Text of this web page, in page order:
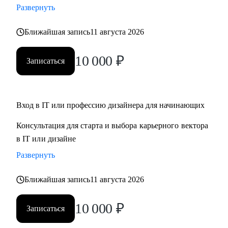
• Для дизайнеров, UI, UX, продуктовых дизайнеров
• Тем, кто хочет стать дизайнером в IT
• Тем, кто хочет войти в IT и начать строить карьеру с нуля,
но не знает с чего начать
Обращайся ко мне, если нужна помощь с
определением куда и как расти
Развернуть
Ближайшая запись11 августа 2026
Записаться 10 000 ₽
Вход в IT или профессию дизайнера для начинающих
Консультация для старта и выбора карьерного вектора
в IT или дизайне
Развернуть
Ближайшая запись11 августа 2026
Записаться 10 000 ₽